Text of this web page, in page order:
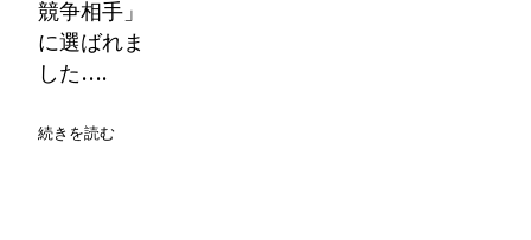
競争相手」
に選ばれま
した….
続きを読む